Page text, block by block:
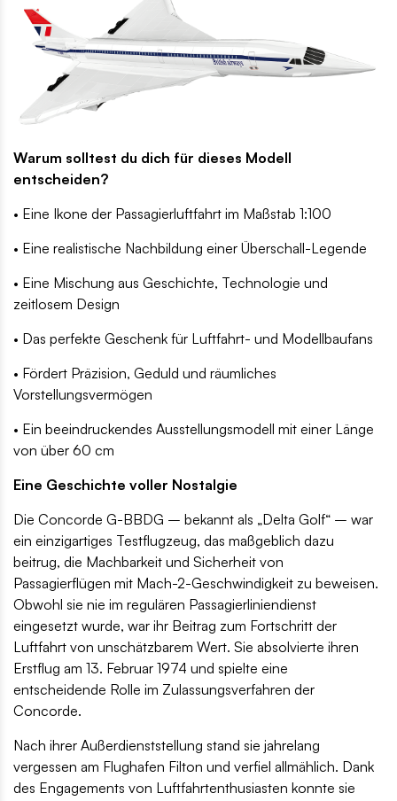
Warum solltest du dich für dieses Modell
entscheiden?
• Eine Ikone der Passagierluftfahrt im Maßstab 1:100
• Eine realistische Nachbildung einer Überschall-Legende
• Eine Mischung aus Geschichte, Technologie und
zeitlosem Design
• Das perfekte Geschenk für Luftfahrt- und Modellbaufans
• Fördert Präzision, Geduld und räumliches
Vorstellungsvermögen
• Ein beeindruckendes Ausstellungsmodell mit einer Länge
von über 60 cm
Eine Geschichte voller Nostalgie
Die Concorde G-BBDG – bekannt als „Delta Golf“ – war
ein einzigartiges Testflugzeug, das maßgeblich dazu
beitrug, die Machbarkeit und Sicherheit von
Passagierflügen mit Mach-2-Geschwindigkeit zu beweisen.
Obwohl sie nie im regulären Passagierliniendienst
eingesetzt wurde, war ihr Beitrag zum Fortschritt der
Luftfahrt von unschätzbarem Wert. Sie absolvierte ihren
Erstflug am 13. Februar 1974 und spielte eine
entscheidende Rolle im Zulassungsverfahren der
Concorde.
Nach ihrer Außerdienststellung stand sie jahrelang
vergessen am Flughafen Filton und verfiel allmählich. Dank
des Engagements von Luftfahrtenthusiasten konnte sie